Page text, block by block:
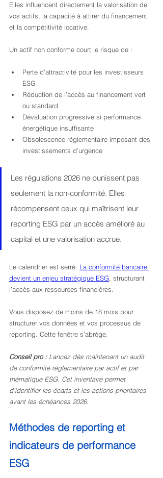
Elles influencent directement la valorisation de
vos actifs, la capacité à attirer du financement
et la compétitivité locative.
Un actif non conforme court le risque de :
Perte d’attractivité pour les investisseurs
ESG
Réduction de l’accès au financement vert
ou standard
Dévaluation progressive si performance
énergétique insuffisante
Obsolescence réglementaire imposant des
investissements d’urgence
Les régulations 2026 ne punissent pas
seulement la non-conformité. Elles
récompensent ceux qui maîtrisent leur
reporting ESG par un accès amélioré au
capital et une valorisation accrue.
Le calendrier est serré. La conformité bancaire
devient un enjeu stratégique ESG , structurant
l’accès aux ressources financières.
Vous disposez de moins de 18 mois pour
structurer vos données et vos processus de
reporting. Cette fenêtre s’abrège.
Conseil pro : Lancez dès maintenant un audit
de conformité réglementaire par actif et par
thématique ESG. Cet inventaire permet
d’identifier les écarts et les actions prioritaires
avant les échéances 2026.
Méthodes de reporting et
indicateurs de performance
ESG